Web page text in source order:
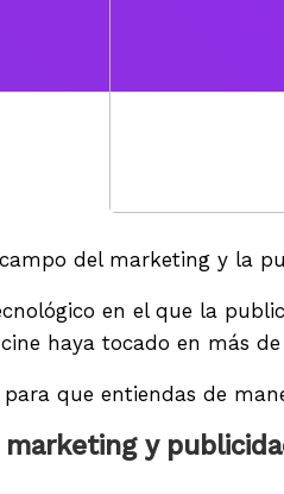
del marketing y la
en el que la
haya tocado en más
que entiendas de
y